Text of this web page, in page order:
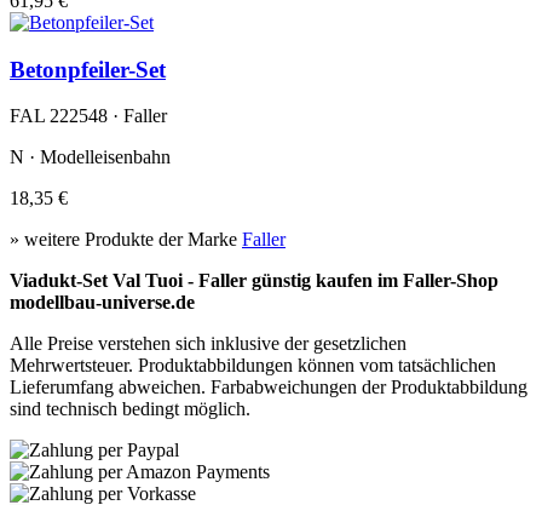
Betonpfeiler-Set
FAL 222548 · Faller
N · Modelleisenbahn
18,35 €
» weitere Produkte der Marke Faller
Viadukt-Set Val Tuoi - Faller günstig kaufen im Faller-Shop
modellbau-universe.de
Alle Preise verstehen sich inklusive der gesetzlichen
Mehrwertsteuer. Produktabbildungen können vom tatsächlichen
Lieferumfang abweichen. Farbabweichungen der Produktabbildung
sind technisch bedingt möglich.